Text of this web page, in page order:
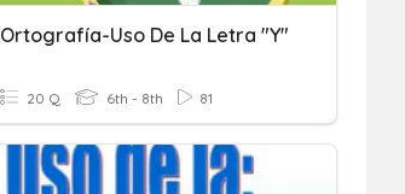
Ortografía-Uso De La Letra "y"
20 Q 6th - 8th 81